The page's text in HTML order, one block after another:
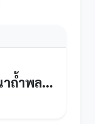
นายไววิทย์ นาถ้ำพลอย